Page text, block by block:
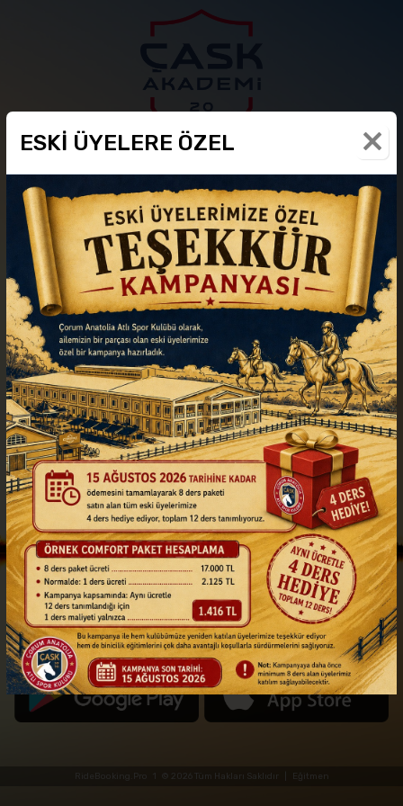
BİNİCİLİK EĞİTİMİ
FİYATLAR SORU-CEVAP
Kick Boks & Crossfit & HIIT Cardıo
FİYATLAR SORU-CEVAP
RideBooking.Pro 1 © 2026 Tüm Hakları Saklıdır | Eğitmen
ESKİ ÜYELERE ÖZEL